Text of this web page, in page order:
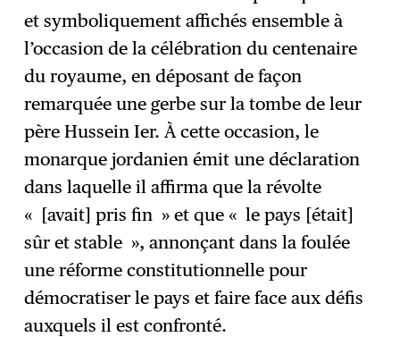
et symboliquement affichés ensemble à
l’occasion de la célébration du centenaire
du royaume, en déposant de façon
remarquée une gerbe sur la tombe de leur
père Hussein Ier. À cette occasion, le
monarque jordanien émit une déclaration
dans laquelle il affirma que la révolte
« [avait] pris fin » et que « le pays [était]
sûr et stable », annonçant dans la foulée
une réforme constitutionnelle pour
démocratiser le pays et faire face aux défis
auxquels il est confronté.